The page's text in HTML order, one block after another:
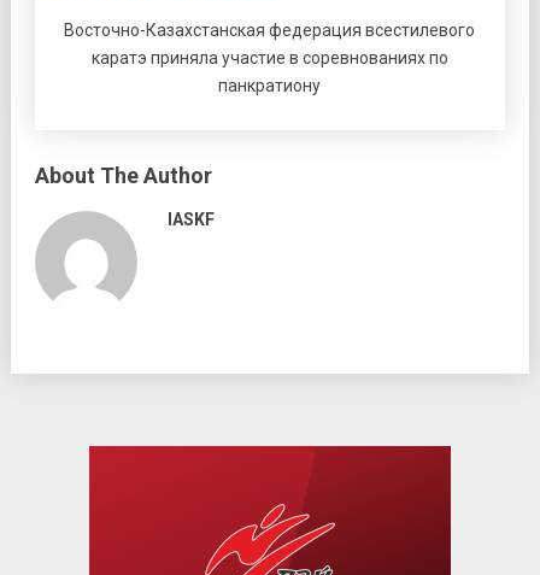
Восточно-Казахстанская федерация всестилевого
каратэ приняла участие в соревнованиях по
панкратиону
About The Author
IASKF